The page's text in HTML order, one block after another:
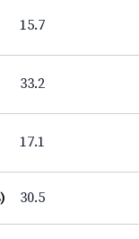
15.7
33.2
17.1
30.5